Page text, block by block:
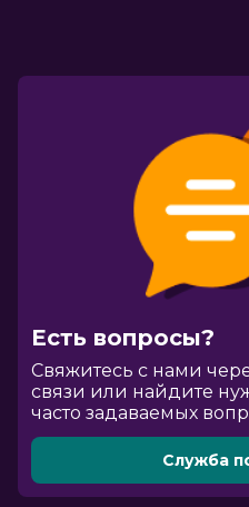
Есть вопросы?
Cвяжитесь с нами
связи или найдите
часто задаваемых
Служба